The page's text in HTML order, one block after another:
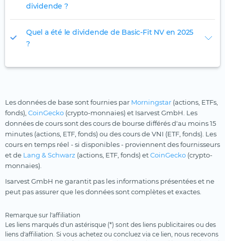
dividende ?
Quel a été le dividende de Basic-Fit NV en 2025
?
Les données de base sont fournies par Morningstar (actions, ETFs,
fonds), CoinGecko (crypto-monnaies) et Isarvest GmbH. Les
données de cours sont des cours de bourse différés d'au moins 15
minutes (actions, ETF, fonds) ou des cours de VNI (ETF, fonds). Les
cours en temps réel - si disponibles - proviennent des fournisseurs
et de Lang & Schwarz (actions, ETF, fonds) etCoinGecko (crypto-
monnaies).
Isarvest GmbH ne garantit pas les informations présentées et ne
peut pas assurer que les données sont complètes et exactes.
Remarque sur l'affiliation
Les liens marqués d'un astérisque (*) sont des liens publicitaires ou des
liens d'affiliation. Si vous achetez ou concluez via ce lien, nous recevons